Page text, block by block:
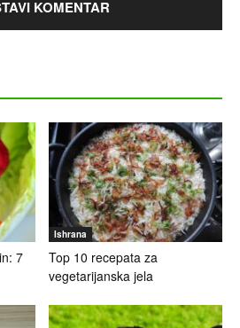
7
Ishrana
Top 10 recepata za
vegetarijanska jela